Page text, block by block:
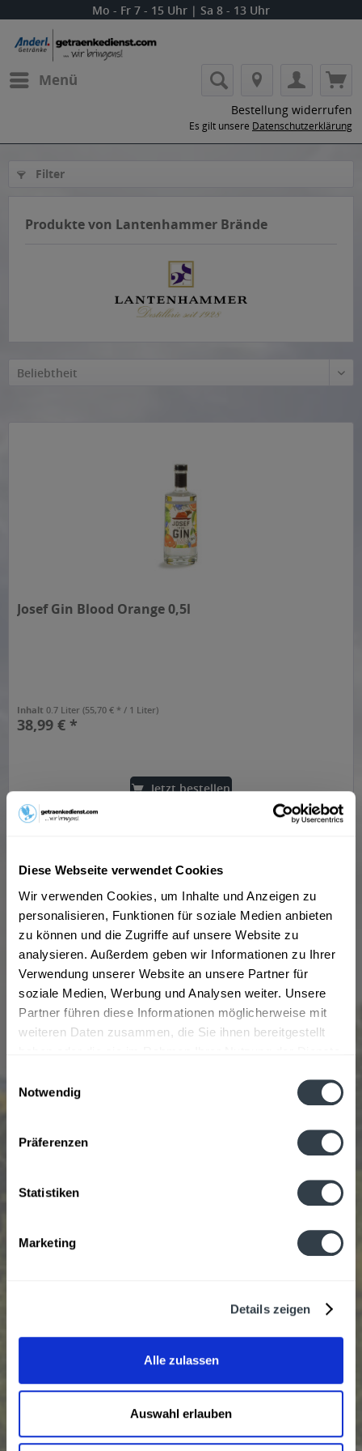
Diese Webseite verwendet Cookies
Wir verwenden Cookies, um Inhalte und Anzeigen zu
personalisieren, Funktionen für soziale Medien anbieten
zu können und die Zugriffe auf unsere Website zu
analysieren. Außerdem geben wir Informationen zu Ihrer
Verwendung unserer Website an unsere Partner für
soziale Medien, Werbung und Analysen weiter. Unsere
Partner führen diese Informationen möglicherweise mit
weiteren Daten zusammen, die Sie ihnen bereitgestellt
Notwendig
Präferenzen
Statistiken
Marketing
Details zeigen
Alle zulassen
Auswahl erlauben
Mo - Fr 7 - 15 Uhr | Sa 8 - 13 Uhr
Menü
Bestellung widerrufen
Es gilt unsere Datenschutzerklärung
Filter
Produkte von Lantenhammer Brände
Beliebtheit
Josef Gin Blood Orange 0,5l
Inhalt0.7 Liter(55,70 € * / 1 Liter)
38,99 € *
Jetzt bestellen
Rumult Jack Parrot 0,35l
0.35 Liter
Josef Gin Alpen Botanicals 0,5l
Alpine Gin-Kreation: Der Josef Gin Alpen Botanicals
überzeugt mit seinem einzigartigen Aroma nach